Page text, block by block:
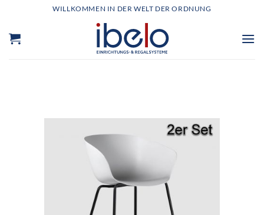
springen
WILLKOMMEN IN DER WELT DER ORDNUNG